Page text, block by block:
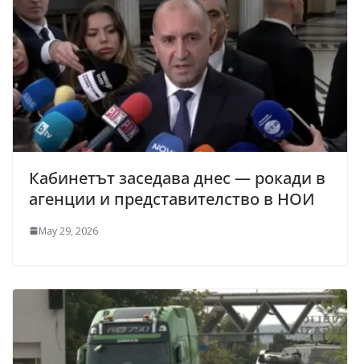
Кабинетът заседава днес — рокади в
агенции и представителство в НОИ
May 29, 2026